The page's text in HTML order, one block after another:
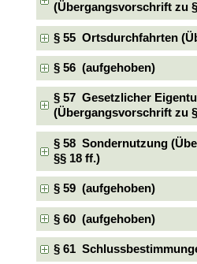
(Übergangsvorschrift zu
§ 55 Ortsdurchfahrten
§ 56 (aufgehoben)
§ 57 Gesetzlicher
(Übergangsvorschrift zu
§ 58 Sondernutzung
§§ 18 ff.)
§ 59 (aufgehoben)
§ 60 (aufgehoben)
§ 61